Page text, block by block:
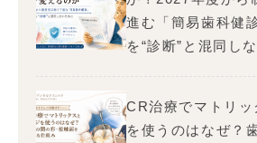
進む「簡易歯科健
を“診断”と混同し
CR治療でマトリッ
を使うのはなぜ？